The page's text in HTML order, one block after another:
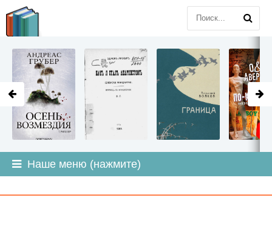
Наше меню (нажмите)
LITMIR.ORG